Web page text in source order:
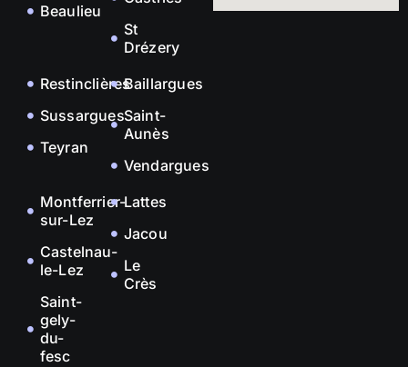
Beaulieu
St
Drézery
Restinclières
Sussargues
Teyran
Baillargues
Saint-
Aunès
Vendargues
Montferrier-
sur-Lez
Castelnau-
le-Lez
Saint-
gely-
du-
fesc
Lattes
Jacou
Le
Crès